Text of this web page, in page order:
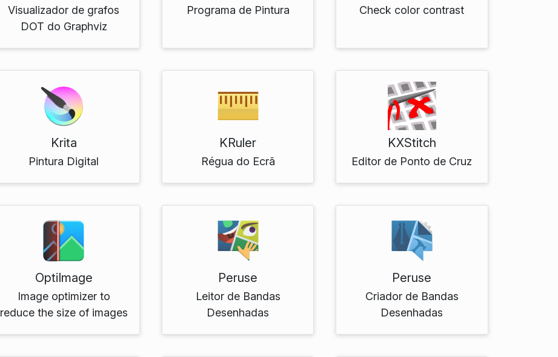
Visualizador de grafos
DOT do Graphviz
Programa de Pintura Check color contrast
Krita
Pintura Digital
KRuler
Régua do Ecrã
KXStitch
Editor de Ponto de Cruz
OptiImage
Image optimizer to
reduce the size of images
Peruse
Leitor de Bandas
Desenhadas
Peruse
Criador de Bandas
Desenhadas